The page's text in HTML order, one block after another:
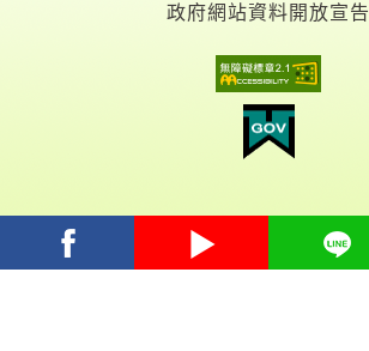
政府網站資料開放宣告
facebook youtube